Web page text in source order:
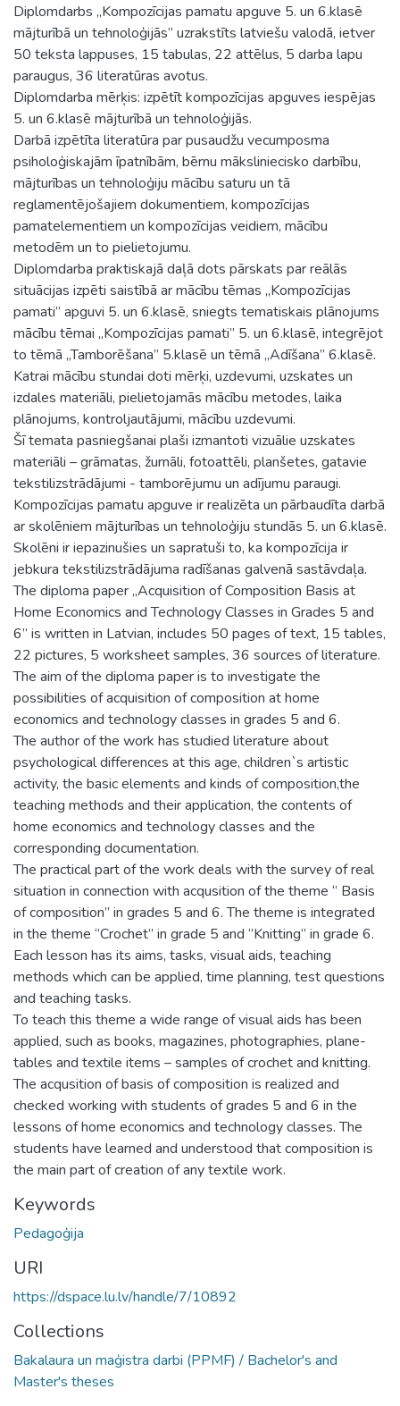
Diplomdarbs „Kompozīcijas pamatu apguve 5. un 6.klasē
mājturībā un tehnoloģijās” uzrakstīts latviešu valodā, ietver
50 teksta lappuses, 15 tabulas, 22 attēlus, 5 darba lapu
paraugus, 36 literatūras avotus.
Diplomdarba mērķis: izpētīt kompozīcijas apguves iespējas
5. un 6.klasē mājturībā un tehnoloģijās.
Darbā izpētīta literatūra par pusaudžu vecumposma
psiholoģiskajām īpatnībām, bērnu māksliniecisko darbību,
mājturības un tehnoloģiju mācību saturu un tā
reglamentējošajiem dokumentiem, kompozīcijas
pamatelementiem un kompozīcijas veidiem, mācību
metodēm un to pielietojumu.
Diplomdarba praktiskajā daļā dots pārskats par reālās
situācijas izpēti saistībā ar mācību tēmas „Kompozīcijas
pamati” apguvi 5. un 6.klasē, sniegts tematiskais plānojums
mācību tēmai „Kompozīcijas pamati” 5. un 6.klasē, integrējot
to tēmā „Tamborēšana” 5.klasē un tēmā „Adīšana” 6.klasē.
Katrai mācību stundai doti mērķi, uzdevumi, uzskates un
izdales materiāli, pielietojamās mācību metodes, laika
plānojums, kontroljautājumi, mācību uzdevumi.
Šī temata pasniegšanai plaši izmantoti vizuālie uzskates
materiāli – grāmatas, žurnāli, fotoattēli, planšetes, gatavie
tekstilizstrādājumi - tamborējumu un adījumu paraugi.
Kompozīcijas pamatu apguve ir realizēta un pārbaudīta darbā
ar skolēniem mājturības un tehnoloģiju stundās 5. un 6.klasē.
Skolēni ir iepazinušies un sapratuši to, ka kompozīcija ir
jebkura tekstilizstrādājuma radīšanas galvenā sastāvdaļa.
The diploma paper „Acquisition of Composition Basis at
Home Economics and Technology Classes in Grades 5 and
6” is written in Latvian, includes 50 pages of text, 15 tables,
22 pictures, 5 worksheet samples, 36 sources of literature.
The aim of the diploma paper is to investigate the
possibilities of acquisition of composition at home
economics and technology classes in grades 5 and 6.
The author of the work has studied literature about
psychological differences at this age, children`s artistic
activity, the basic elements and kinds of composition,the
teaching methods and their application, the contents of
home economics and technology classes and the
corresponding documentation.
The practical part of the work deals with the survey of real
situation in connection with acqusition of the theme ‘’ Basis
of composition” in grades 5 and 6. The theme is integrated
in the theme ‘’Crochet” in grade 5 and ‘’Knitting’’ in grade 6.
Each lesson has its aims, tasks, visual aids, teaching
methods which can be applied, time planning, test questions
and teaching tasks.
To teach this theme a wide range of visual aids has been
applied, such as books, magazines, photographies, plane-
tables and textile items – samples of crochet and knitting.
The acqusition of basis of composition is realized and
checked working with students of grades 5 and 6 in the
lessons of home economics and technology classes. The
students have learned and understood that composition is
the main part of creation of any textile work.
Keywords
Pedagoģija
URI
https://dspace.lu.lv/handle/7/10892
Collections
Bakalaura un maģistra darbi (PPMF) / Bachelor's and
Master's theses